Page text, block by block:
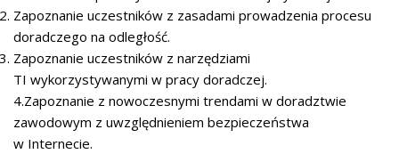
Zapoznanie uczestników z zasadami prowadzenia procesu
doradczego na odległość.
Zapoznanie uczestników z narzędziami
TI wykorzystywanymi w pracy doradczej.
4.Zapoznanie z nowoczesnymi trendami w doradztwie
zawodowym z uwzględnieniem bezpieczeństwa
w Internecie.